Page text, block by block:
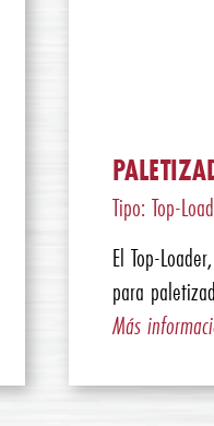
Tipo: Top-
El Top-
para
Más